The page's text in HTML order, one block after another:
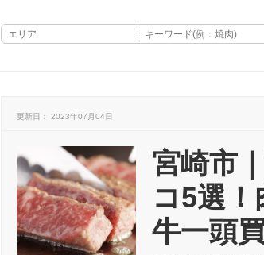
更新日： 2023年07月04日
宮崎市
コ5選
牛一頭